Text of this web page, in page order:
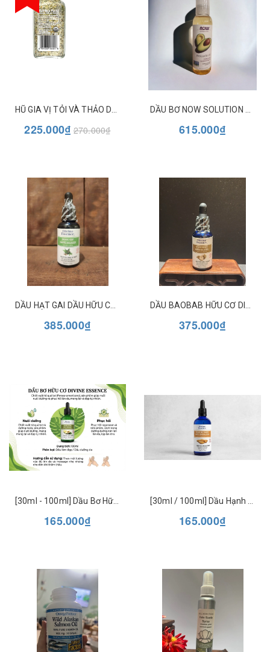
225.000₫ 270.000₫ 615.000₫
DẦU HẠT GAI DẦU HỮU CƠ DIVINE ESSENCE ORGANIC HEMP OIL
385.000₫ 375.000₫
165.000₫ 165.000₫